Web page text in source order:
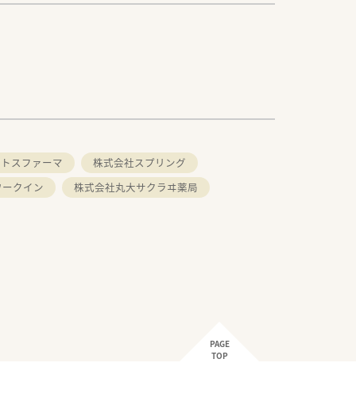
スファーマ
株式会社スプリング
クイン
株式会社丸大サクラヰ薬局
PAGE
TOP